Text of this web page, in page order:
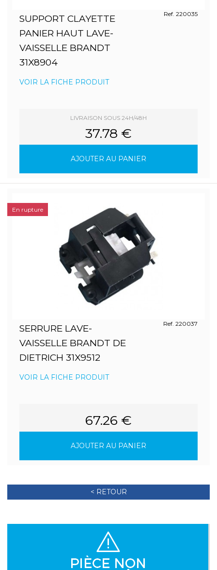
SUPPORT CLAYETTE
PANIER HAUT LAVE-
VAISSELLE BRANDT
31X8904
Ref. 220035
VOIR LA FICHE PRODUIT
LIVRAISON SOUS 24H/48H
37.78 €
AJOUTER AU PANIER
SERRURE LAVE-
VAISSELLE BRANDT DE
DIETRICH 31X9512
Ref. 220037
VOIR LA FICHE PRODUIT
67.26 €
AJOUTER AU PANIER
En rupture
< RETOUR